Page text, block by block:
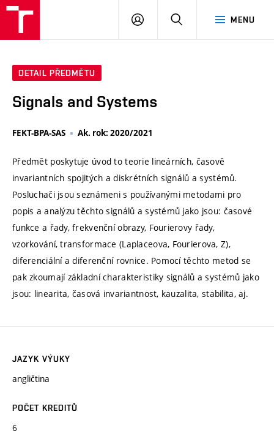
MENU
PŘIHLÁSIT
DETAIL PŘEDMĚTU
Signals and Systems
FEKT-BPA-SAS Ak. rok: 2020/2021
Předmět poskytuje úvod to teorie lineárních, časově
invariantních spojitých a diskrétních signálů a systémů.
Posluchači jsou seznámeni s používanými metodami pro
popis a analýzu těchto signálů a systémů jako jsou: časové
funkce a řady, frekvenční obrazy, Fourierovy řady,
vzorkování, transformace (Laplaceova, Fourierova, Z),
diferenciální a diferenční rovnice. Pomocí těchto metod se
pak zkoumají základní charakteristiky signálů a systémů jako
jsou: linearita, časová invariantnost, kauzalita, stabilita, aj.
JAZYK VÝUKY
angličtina
POČET KREDITŮ
6